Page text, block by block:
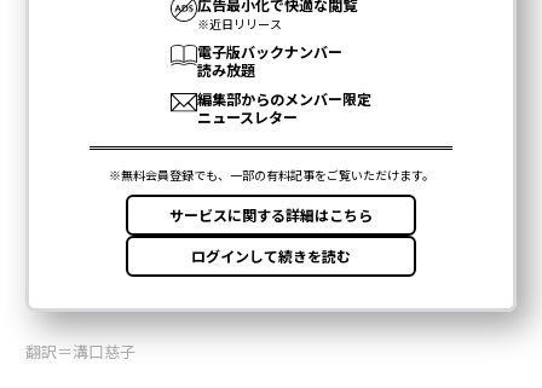
翻訳＝溝口慈子